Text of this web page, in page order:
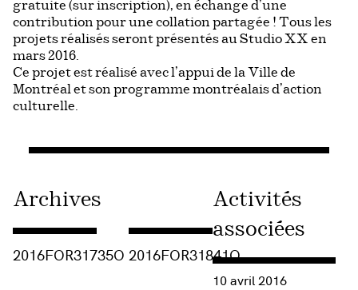
gratuite (sur inscription), en échange d’une
contribution pour une collation partagée ! Tous les
projets réalisés seront présentés au Studio XX en
mars 2016.
Ce projet est réalisé avec l’appui de la Ville de
Montréal et son programme montréalais d’action
culturelle.
Archives
2016FOR31735O 2016FOR31841O
Activités
associées
Consulter « Vernissage
10 avril 2016